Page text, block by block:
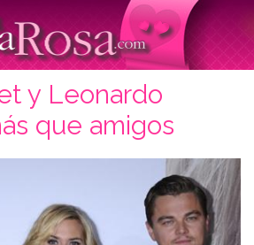
y Leonardo
que amigos